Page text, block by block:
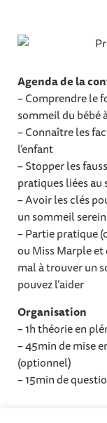
Agenda de la
– Comprendre le
sommeil du bébé
– Connaître les
l’enfant
– Stopper les
pratiques liées
– Avoir les clés
un sommeil serein
– Partie pratique
ou Miss Marple
mal à trouver un
pouvez l’aider
Organisation
– 1h théorie en
– 45min de mise
(optionnel)
– 15min de